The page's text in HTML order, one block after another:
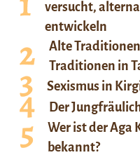
versucht,
entwickeln
Alte
Traditionen in
Sexismus in
Der
Wer ist der Aga
bekannt?